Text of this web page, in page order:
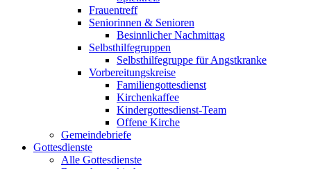
Frauentreff
Seniorinnen & Senioren
Besinnlicher Nachmittag
Selbsthilfegruppen
Selbsthilfegruppe für Angstkranke
Vorbereitungskreise
Familiengottesdienst
Kirchenkaffee
Kindergottesdienst-Team
Offene Kirche
Gemeindebriefe
Gottesdienste
Alle Gottesdienste